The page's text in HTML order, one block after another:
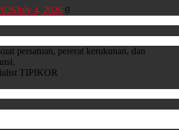
July 4, 2026 0